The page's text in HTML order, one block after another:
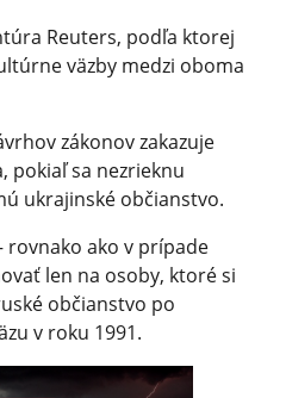
Reuters, podľa ktorej
väzby medzi oboma
zákonov zakazuje
pokiaľ sa nezrieknu
ukrajinské občianstvo.
rovnako ako v prípade
len na osoby, ktoré si
občianstvo po
v roku 1991.